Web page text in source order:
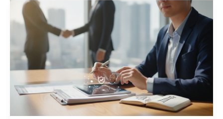
Les
phrases
clés
utiliser
pour
votre
candidature